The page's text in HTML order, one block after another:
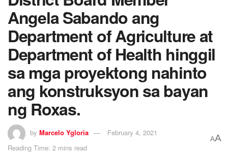
Angela Sabando ang
Department of Agriculture at
Department of Health hinggil
sa mga proyektong nahinto
ang konstruksyon sa bayan
ng Roxas.
by Marcelo Ygloria
February 4, 2021
Reading Time: 2 mins read
AA